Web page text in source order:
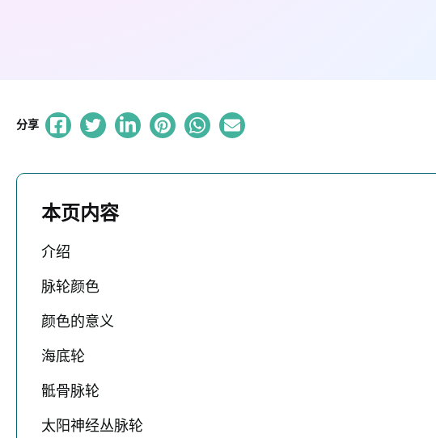
分享
本页内容
介绍
脉轮颜色
颜色的意义
海底轮
骶骨脉轮
太阳神经丛脉轮